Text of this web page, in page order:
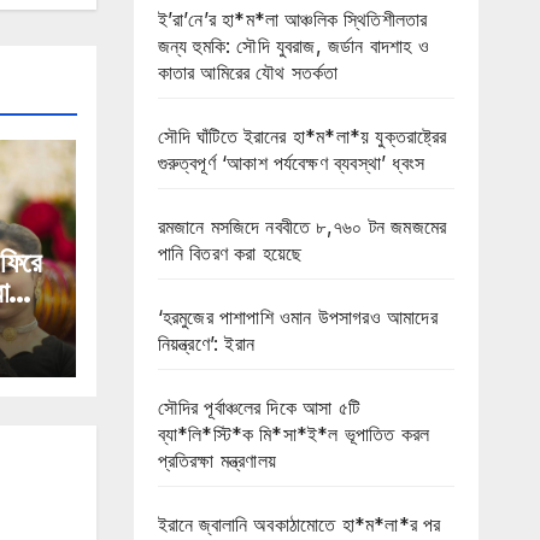
ই’রা’নে’র হা*ম*লা আঞ্চলিক স্থিতিশীলতার
জন্য হুমকি: সৌদি যুবরাজ, জর্ডান বাদশাহ ও
কাতার আমিরের যৌথ সতর্কতা
সৌদি ঘাঁটিতে ইরানের হা*ম*লা*য় যুক্তরাষ্ট্রের
গুরুত্বপূর্ণ ‘আকাশ পর্যবেক্ষণ ব্যবস্থা’ ধ্বংস
রমজানে মসজিদে নববীতে ৮,৭৬০ টন জমজমের
পানি বিতরণ করা হয়েছে
‘হরমুজের পাশাপাশি ওমান উপসাগরও আমাদের
নিয়ন্ত্রণে’: ইরান
সৌদির পূর্বাঞ্চলের দিকে আসা ৫টি
ব্যা*লি*স্টি*ক মি*সা*ই*ল ভূপাতিত করল
প্রতিরক্ষা মন্ত্রণালয়
ইরানে জ্বালানি অবকাঠামোতে হা*ম*লা*র পর